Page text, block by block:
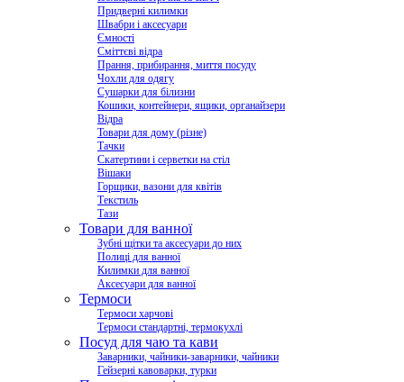
Придверні килимки
Швабри і аксесуари
Ємності
Сміттєві відра
Прання, прибирання, миття посуду
Чохли для одягу
Сушарки для білизни
Кошики, контейнери, ящики, органайзери
Відра
Товари для дому (різне)
Тачки
Скатертини і серветки на стіл
Вішаки
Горщики, вазони для квітів
Текстиль
Тази
Товари для ванної
Зубні щітки та аксесуари до них
Полиці для ванної
Килимки для ванної
Аксесуари для ванної
Термоси
Термоси харчові
Термоси стандартні, термокухлі
Посуд для чаю та кави
Заварники, чайники-заварники, чайники
Гейзерні кавоварки, турки